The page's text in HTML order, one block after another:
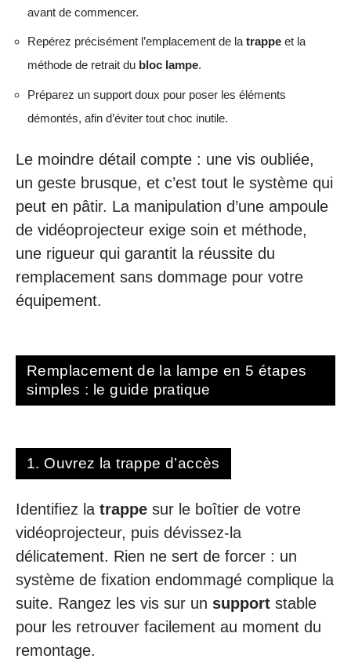
avant de commencer.
Repérez précisément l’emplacement de la trappe et la
méthode de retrait du bloc lampe.
Préparez un support doux pour poser les éléments
démontés, afin d’éviter tout choc inutile.
Le moindre détail compte : une vis oubliée,
un geste brusque, et c’est tout le système qui
peut en pâtir. La manipulation d’une ampoule
de vidéoprojecteur exige soin et méthode,
une rigueur qui garantit la réussite du
remplacement sans dommage pour votre
équipement.
Remplacement de la lampe en 5 étapes
simples : le guide pratique
1. Ouvrez la trappe d’accès
Identifiez la trappe sur le boîtier de votre
vidéoprojecteur, puis dévissez-la
délicatement. Rien ne sert de forcer : un
système de fixation endommagé complique la
suite. Rangez les vis sur un support stable
pour les retrouver facilement au moment du
remontage.